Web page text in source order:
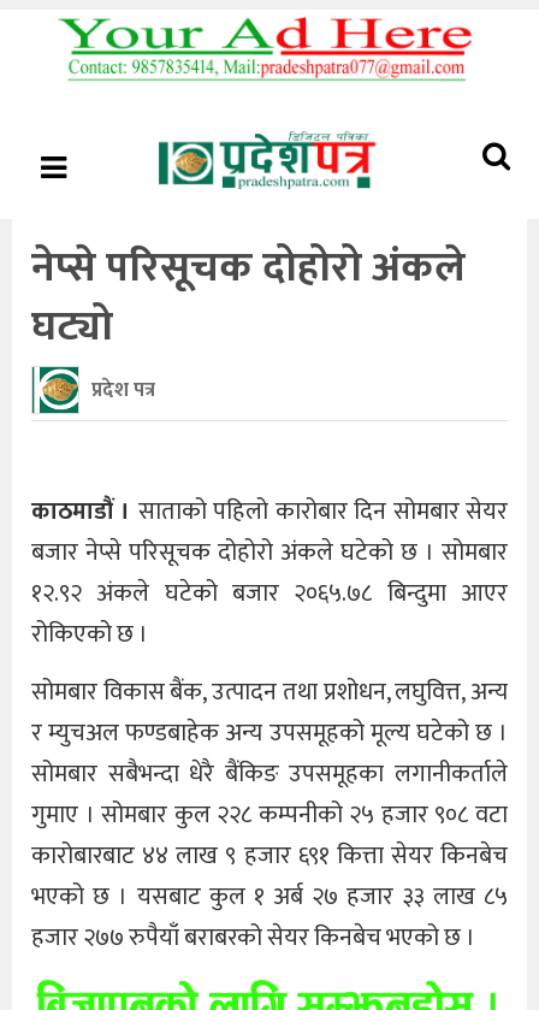
नेप्से परिसूचक दोहोरो अंकले
घट्यो
प्रदेश पत्र
काठमाडौं । साताको पहिलो कारोबार दिन सोमबार सेयर
बजार नेप्से परिसूचक दोहोरो अंकले घटेको छ । सोमबार
१२.९२ अंकले घटेको बजार २०६५.७८ बिन्दुमा आएर
रोकिएको छ ।
सोमबार विकास बैंक, उत्पादन तथा प्रशोधन, लघुवित्त, अन्य
र म्युचअल फण्डबाहेक अन्य उपसमूहको मूल्य घटेको छ ।
सोमबार सबैभन्दा धेरै बैंकिङ उपसमूहका लगानीकर्ताले
गुमाए । सोमबार कुल २२८ कम्पनीको २५ हजार ९०८ वटा
कारोबारबाट ४४ लाख ९ हजार ६९१ कित्ता सेयर किनबेच
भएको छ । यसबाट कुल १ अर्ब २७ हजार ३३ लाख ८५
हजार २७७ रुपैयाँ बराबरको सेयर किनबेच भएको छ ।